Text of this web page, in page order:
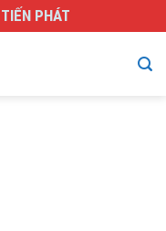
PHÁT